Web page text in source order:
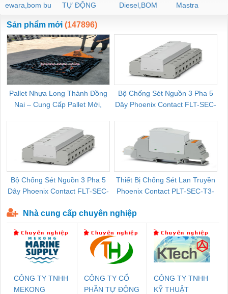
ewara,bom bu
ewara
TỰ ĐỘNG
Diesel,BOM
CHUA CHAY
Mastra
Sản phẩm mới (147896)
Pallet Nhựa Long Thành Đồng
Nai – Cung Cấp Pallet Mới,
Bộ Chống Sét Nguồn 3 Pha 5
Dây Phoenix Contact FLT-SEC-
Bộ Chống Sét Nguồn 3 Pha 5
Dây Phoenix Contact FLT-SEC-
Thiết Bị Chống Sét Lan Truyền
Phoenix Contact PLT-SEC-T3-
Nhà cung cấp chuyên nghiệp
CÔNG TY TNHH
MEKONG
CÔNG TY CỔ
PHẦN TỰ ĐỘNG
CÔNG TY TNHH
KỸ THUẬT